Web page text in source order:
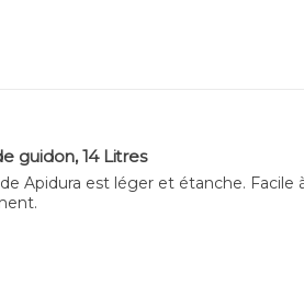
guidon, 14 Litres
Apidura est léger et étanche.